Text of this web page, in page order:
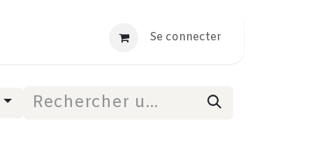
Se connecter